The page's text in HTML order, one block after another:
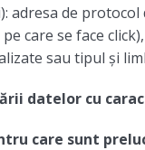
adresa de
care se face
sau tipul și
datelor cu
care sunt